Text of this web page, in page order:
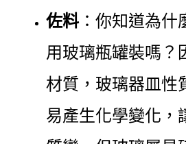
佐料：你知道為什
用玻璃瓶罐裝嗎？
材質，玻璃器皿性
易產生化學變化，